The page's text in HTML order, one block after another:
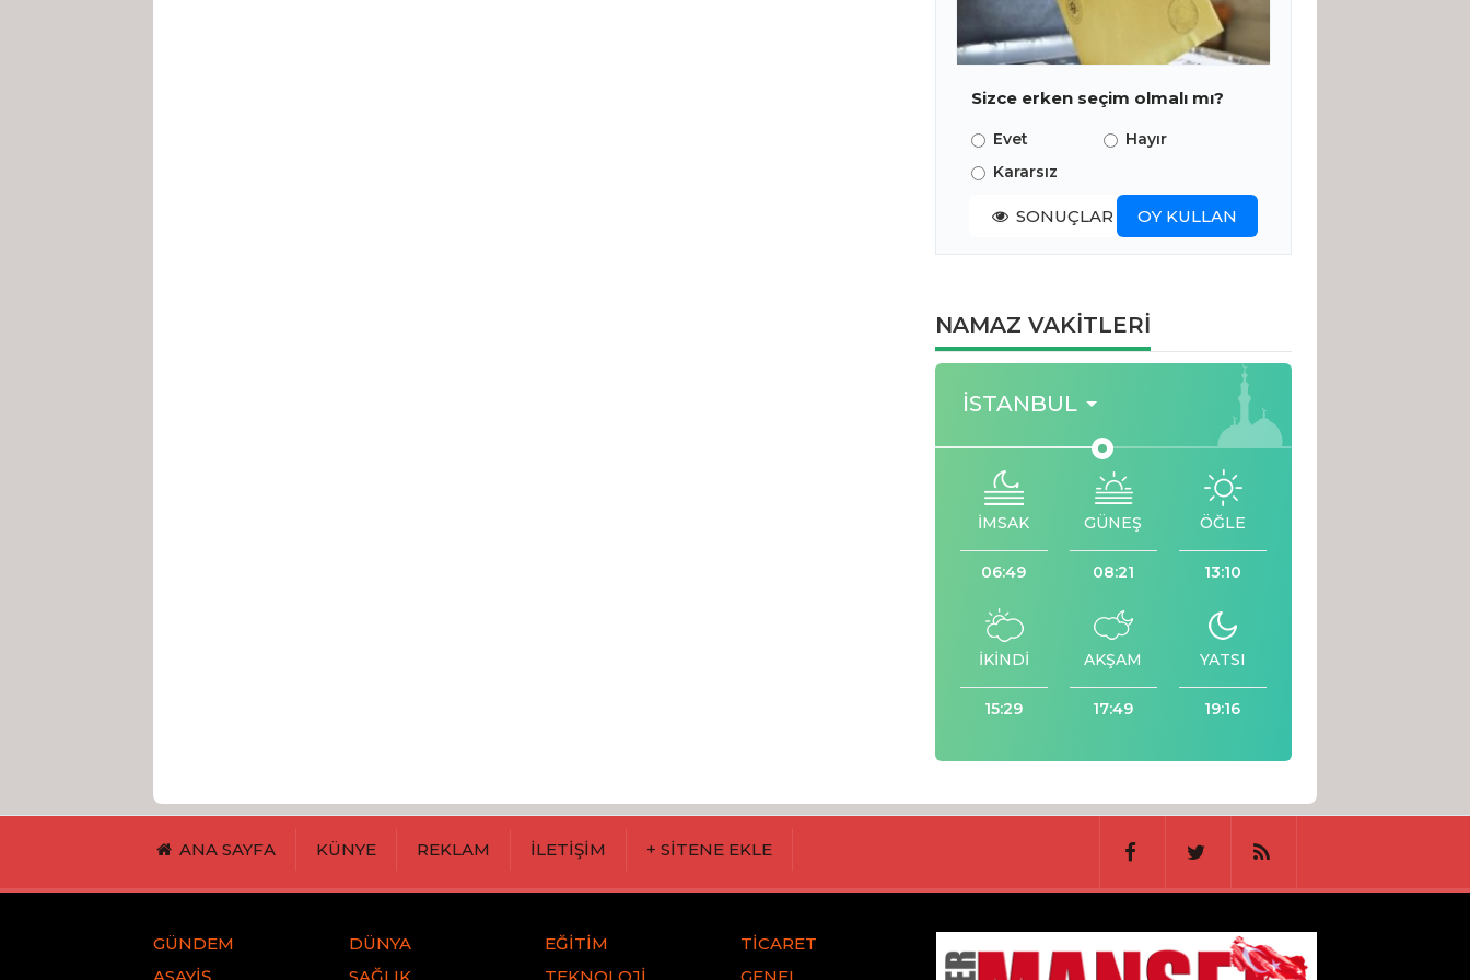
Sizce erken seçim olmalı mı?
Evet
Hayır
Kararsız
SONUÇLAR OY KULLAN
NAMAZ VAKİTLERİ
İSTANBUL
İMSAK
06:49
GÜNEŞ
08:21
ÖĞLE
13:10
İKİNDİ
15:29
AKŞAM
17:49
YATSI
19:16
ANA SAYFA KÜNYE REKLAM İLETİŞİM + SİTENE EKLE
GÜNDEM
DÜNYA
EĞİTİM
TİCARET